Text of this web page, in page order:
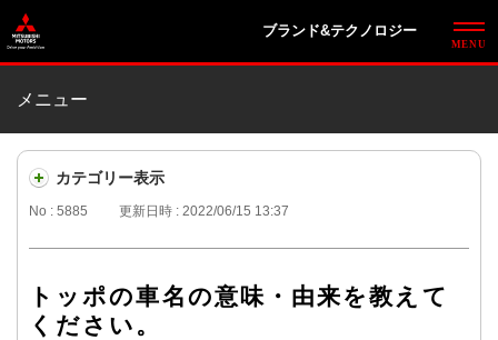
ブランド&テクノロジー
メニュー
カテゴリー表示
No : 5885 更新日時 : 2022/06/15 13:37
トッポの車名の意味・由来を教えて
ください。